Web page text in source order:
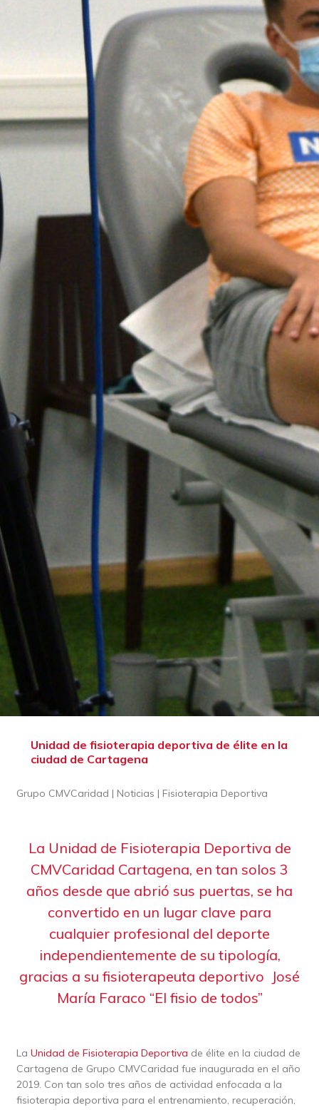
Unidad de fisioterapia deportiva de élite en la
ciudad de Cartagena
Grupo CMVCaridad | Noticias | Fisioterapia Deportiva
La Unidad de Fisioterapia Deportiva de
CMVCaridad Cartagena, en tan solos 3
años desde que abrió sus puertas, se ha
convertido en un lugar clave para
cualquier profesional del deporte
independientemente de su tipología,
gracias a su fisioterapeuta deportivo José
María Faraco “El fisio de todos”
La Unidad de Fisioterapia Deportiva de élite en la ciudad de
Cartagena de Grupo CMVCaridad fue inaugurada en el año
2019. Con tan solo tres años de actividad enfocada a la
fisioterapia deportiva para el entrenamiento, recuperación,